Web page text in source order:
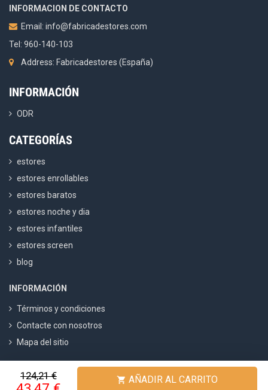
124,21 €  AÑADIR AL CARRITO
INFORMACION DE CONTACTO
Email: info@fabricadestores.com
Tel: 960-140-103
Address: Fabricadestores (España)
INFORMACIÓN
ODR
CATEGORÍAS
estores
estores enrollables
estores baratos
estores noche y dia
estores infantiles
estores screen
blog
INFORMACIÓN
Términos y condiciones
Contacte con nosotros
Mapa del sitio
Fabricadestores / 5 calculado sobre1500Opiniones